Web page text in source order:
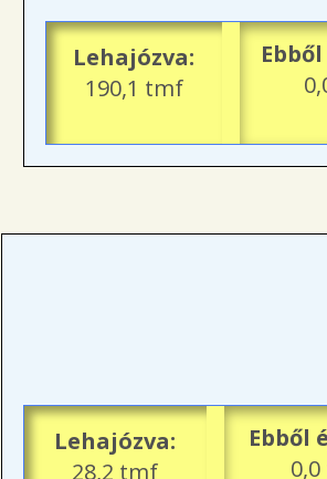
Lehajózva:
190,1 tmf
Lehajózva:
28,2 tmf
Ebből